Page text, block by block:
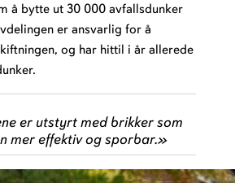
å bytte ut 30 000 avfallsdunker
er ansvarlig for å
og har hittil i år allerede
er utstyrt med brikker som
mer effektiv og sporbar.»